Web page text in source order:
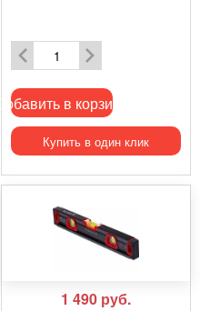
Добавить в корзину
Купить в один клик
1 490 руб.